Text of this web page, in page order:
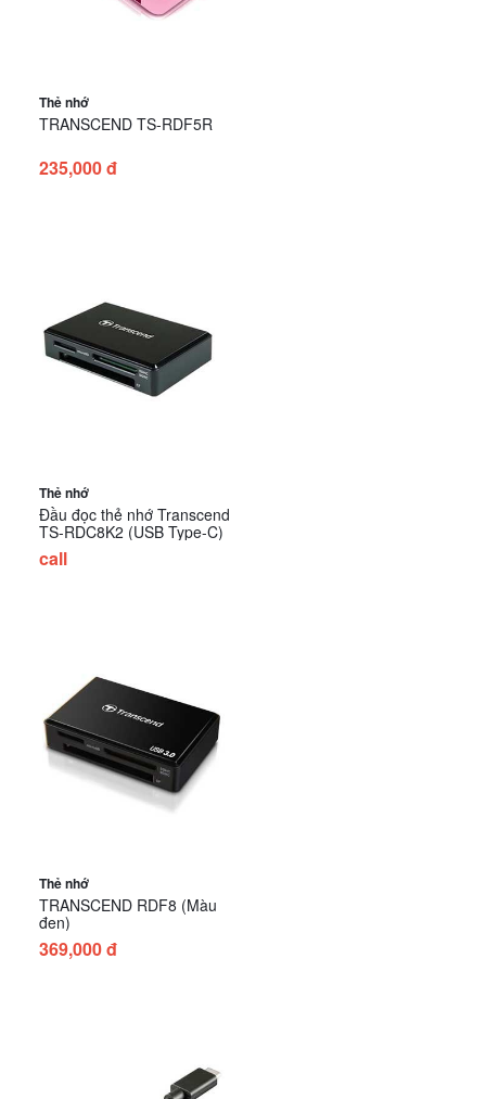
Thẻ nhớ
TRANSCEND TS-RDF5R
235,000 đ
Thẻ nhớ
Đầu đọc thẻ nhớ Transcend
TS-RDC8K2 (USB Type-C)
call
Thẻ nhớ
TRANSCEND RDF8 (Màu
đen)
369,000 đ